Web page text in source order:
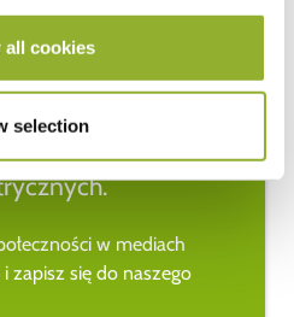
all cookies
selection
z najnowszymi
na temat
w mediach
zapisz się do naszego